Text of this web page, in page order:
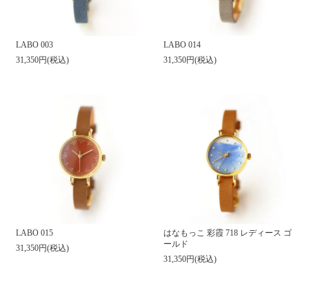
LABO 003
31,350円(税込)
LABO 014
31,350円(税込)
LABO 015
31,350円(税込)
はなもっこ 彩霞 718 レディース ゴ
ールド
31,350円(税込)